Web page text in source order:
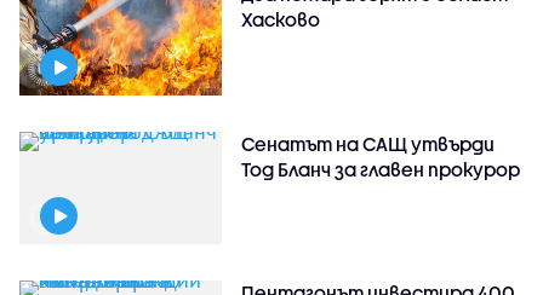
Хасково
Сенатът на САЩ утвърди
Тод Бланч за главен прокурор